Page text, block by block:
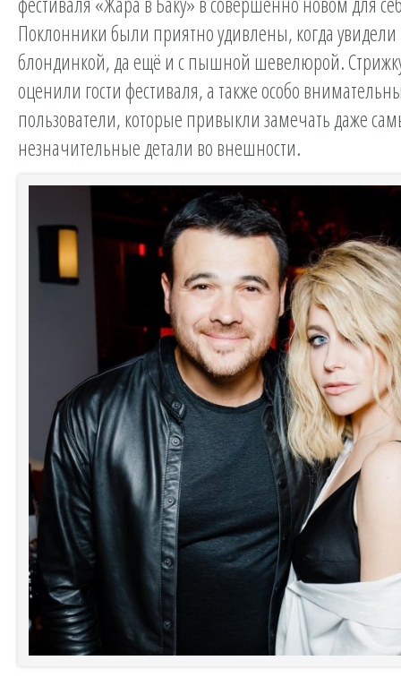
Поклонники были приятно удивлены, когда
блондинкой, да ещё и с пышной шевелюрой.
оценили гости фестиваля, а также особо
пользователи, которые привыкли замечать даже
незначительные детали во внешности.